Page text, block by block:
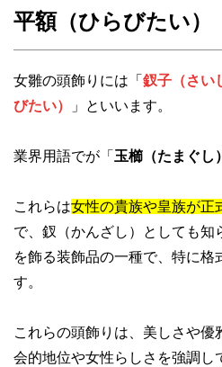
平額（ひらびたい）
女雛の頭飾りには「 釵子（さい
びたい）
」といいます。
業界用語でが「 玉櫛（たまぐし）
これらは女性の貴族や皇族が正
で、釵（かんざし）としても知
を飾る装飾品の一種で、特に格
す。
これらの頭飾りは、美しさや優
会的地位や女性らしさを強調し